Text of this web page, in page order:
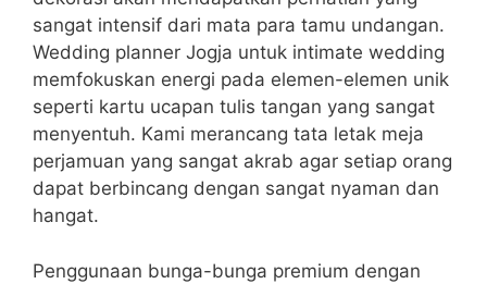
sangat intensif dari mata para tamu undangan.
Wedding planner Jogja untuk intimate wedding
memfokuskan energi pada elemen-elemen unik
seperti kartu ucapan tulis tangan yang sangat
menyentuh. Kami merancang tata letak meja
perjamuan yang sangat akrab agar setiap orang
dapat berbincang dengan sangat nyaman dan
hangat.
Penggunaan bunga-bunga premium dengan